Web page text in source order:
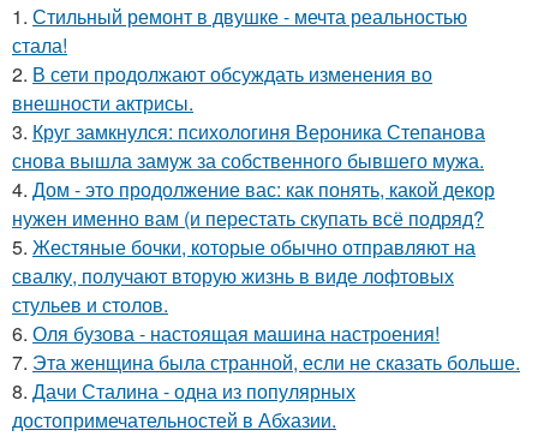
1. Стильный ремонт в двушке - мечта реальностью
стала!
2. В сети продолжают обсуждать изменения во
внешности актрисы.
3. Круг замкнулся: психологиня Вероника Степанова
снова вышла замуж за собственного бывшего мужа.
4. Дом - это продолжение вас: как понять, какой декор
нужен именно вам (и перестать скупать всё подряд?
5. Жестяные бочки, которые обычно отправляют на
свалку, получают вторую жизнь в виде лофтовых
стульев и столов.
6. Оля бузова - настоящая машина настроения!
7. Эта женщина была странной, если не сказать больше.
8. Дачи Сталина - одна из популярных
достопримечательностей в Абхазии.